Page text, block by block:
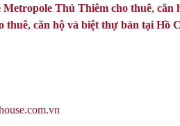
Metropole Thủ Thiêm cho thuê, căn
thuê, căn hộ và biệt thự bán tại Hồ